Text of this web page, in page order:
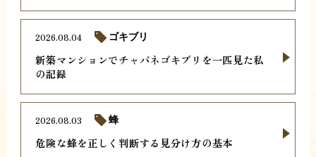
新築マンションでチャバネゴキブリを一匹見た私
の記録
2026.08.04 ゴキブリ
危険な蜂を正しく判断する見分け方の基本
2026.08.03 蜂